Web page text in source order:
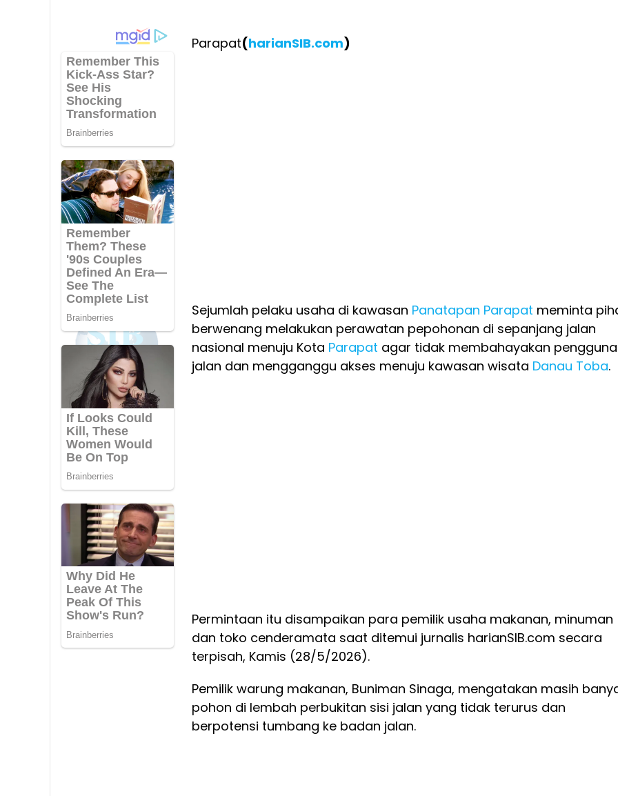
Parapat(harianSIB.com)
Sejumlah pelaku usaha di kawasan Panatapan Parapat meminta
berwenang melakukan perawatan pepohonan di sepanjang jalan
nasional menuju Kota Parapat agar tidak membahayakan pengguna
jalan dan mengganggu akses menuju kawasan wisata Danau Toba.
Permintaan itu disampaikan para pemilik usaha makanan, minuman
dan toko cenderamata saat ditemui jurnalis harianSIB.com secara
terpisah, Kamis (28/5/2026).
Pemilik warung makanan, Buniman Sinaga, mengatakan masih
pohon di lembah perbukitan sisi jalan yang tidak terurus dan
berpotensi tumbang ke badan jalan.